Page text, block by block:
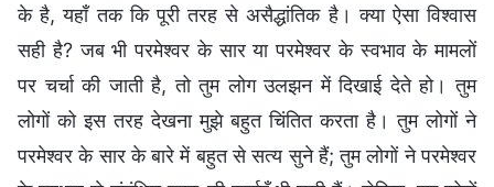
के है, यहाँ तक कि पूरी तरह से असैद्धांतिक है। क्या ऐसा विश्वास
सही है? जब भी परमेश्वर के सार या परमेश्वर के स्वभाव के मामलों
पर चर्चा की जाती है, तो तुम लोग उलझन में दिखाई देते हो। तुम
लोगों को इस तरह देखना मुझे बहुत चिंतित करता है। तुम लोगों ने
परमेश्वर के सार के बारे में बहुत से सत्य सुने हैं; तुम लोगों ने परमेश्वर